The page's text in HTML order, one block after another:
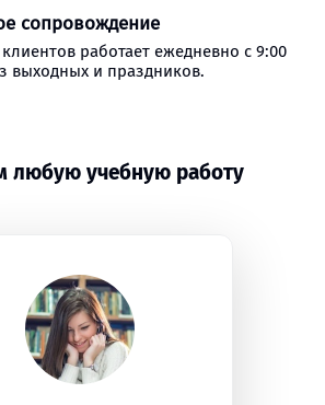
сопровождение
работает ежедневно с 9:00
выходных и праздников.
любую учебную работу